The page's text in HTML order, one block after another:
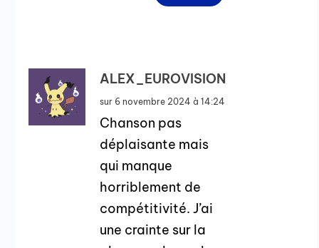
ALEX_EUROVISION
sur 6 novembre 2024 à 14:24
Chanson pas
déplaisante mais
qui manque
horriblement de
compétitivité. J’ai
une crainte sur la